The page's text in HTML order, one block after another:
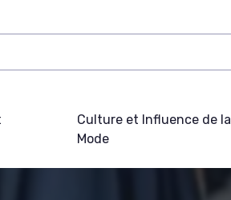
Culture et Influence de la
Mode